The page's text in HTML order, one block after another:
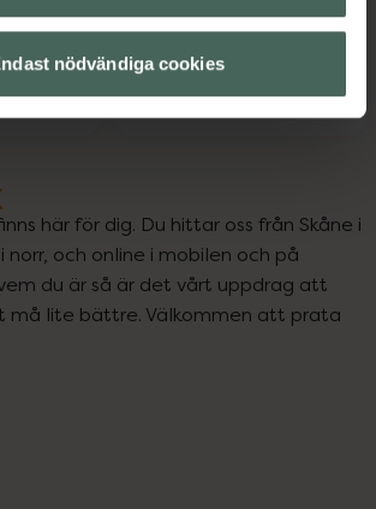
nödvändiga cookies
Application Mitt, 81 kr.
Pris online
KöpBronza
här för dig. Du hittar oss från Skåne i
norr, och online i mobilen och på
du är så är det vårt uppdrag att
må lite bättre. Välkommen att prata